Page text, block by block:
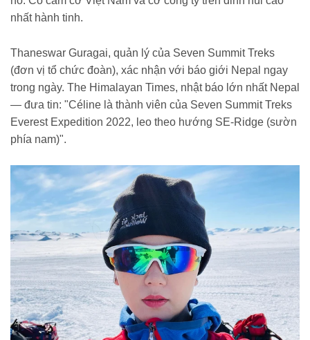
nhất hành tinh.
Thaneswar Guragai, quản lý của Seven Summit Treks
(đơn vị tổ chức đoàn), xác nhận với báo giới Nepal ngay
trong ngày. The Himalayan Times, nhật báo lớn nhất Nepal
— đưa tin: "Céline là thành viên của Seven Summit Treks
Everest Expedition 2022, leo theo hướng SE-Ridge (sườn
phía nam)".